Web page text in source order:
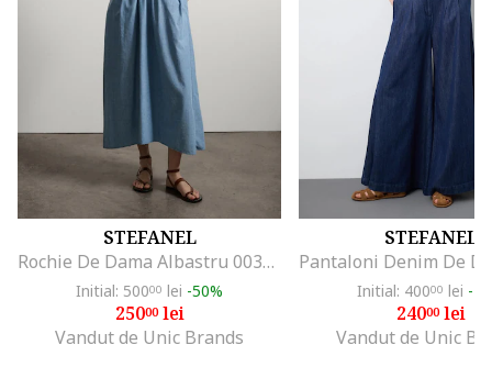
STEFANEL
Rochie De Dama Albastru 003570963
Initial: 50000 lei -50%
25000lei
Vandut de Unic Brands
STEFANEL
Initial: 40000 lei -
24000lei
Vandut de Unic